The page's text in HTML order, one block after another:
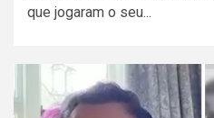
que jogaram o seu...